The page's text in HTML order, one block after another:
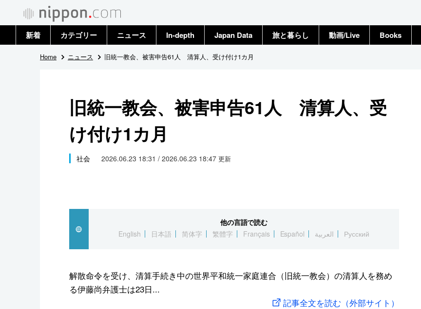
新着 カテゴリー
政治・外交
社会
文化
スポーツ・東京2020
ニュース
トップ
In-depth Japan Data 旅と暮らし 動画/Live Books
Home ニュース 旧統一教会、被害申告61人 清算人、受け付け1カ月
旧統一教会、被害申告61人 清算人、受
け付け1カ月
社会 2026.06.23 18:31 / 2026.06.23 18:47 更新
他の言語で読む
English
日本語 简体字 繁體字 Français Español العربية Русский
解散命令を受け、清算手続き中の世界平和統一家庭連合（旧統一教会）の清算人を務め
る伊藤尚弁護士は23日...
記事全文を読む（外部サイト）